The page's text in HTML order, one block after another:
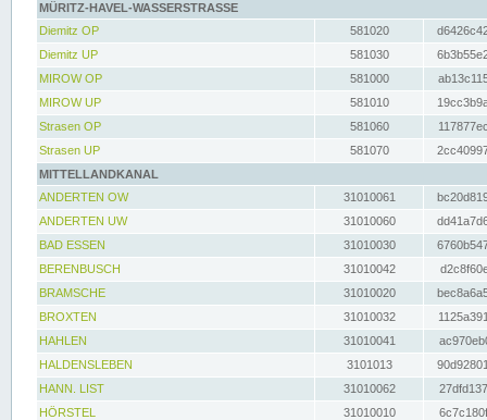
MÜRITZ-HAVEL-WASSERSTRASSE
Diemitz OP
581020
Diemitz UP
581030
MIROW OP
581000
MIROW UP
581010
Strasen OP
581060
Strasen UP
581070
MITTELLANDKANAL
ANDERTEN OW
31010061
ANDERTEN UW
31010060
BAD ESSEN
31010030
BERENBUSCH
31010042
BRAMSCHE
31010020
BROXTEN
31010032
HAHLEN
31010041
HALDENSLEBEN
3101013
HANN. LIST
31010062
HÖRSTEL
31010010